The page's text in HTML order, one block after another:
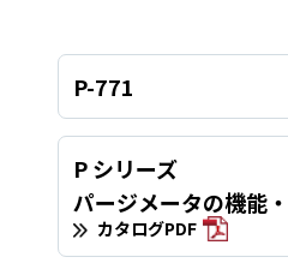
P-771
P シリーズ
パージメータの機能
カタログPDF